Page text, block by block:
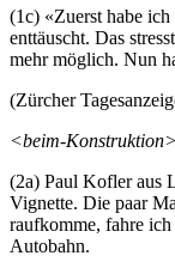
(1c) «Zuerst habe
enttäuscht. Das
mehr möglich. Nun
(Zürcher
<beim-Konstruktion>
(2a) Paul Kofler aus
Vignette. Die paar
raufkomme, fahre
Autobahn.